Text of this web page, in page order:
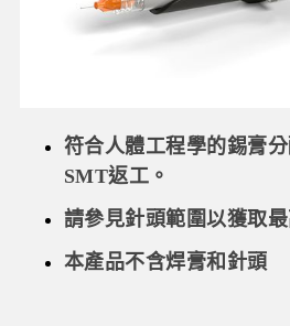
符合人體工程學的錫膏
SMT返工。
請參見針頭範圍以獲取
本產品不含焊膏和針頭